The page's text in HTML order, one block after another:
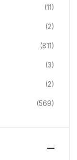
(11)
(2)
(811)
(3)
(2)
(569)